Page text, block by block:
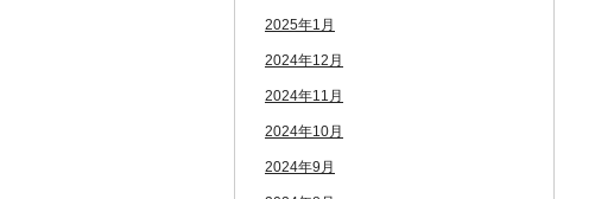
2025年1月
2024年12月
2024年11月
2024年10月
2024年9月